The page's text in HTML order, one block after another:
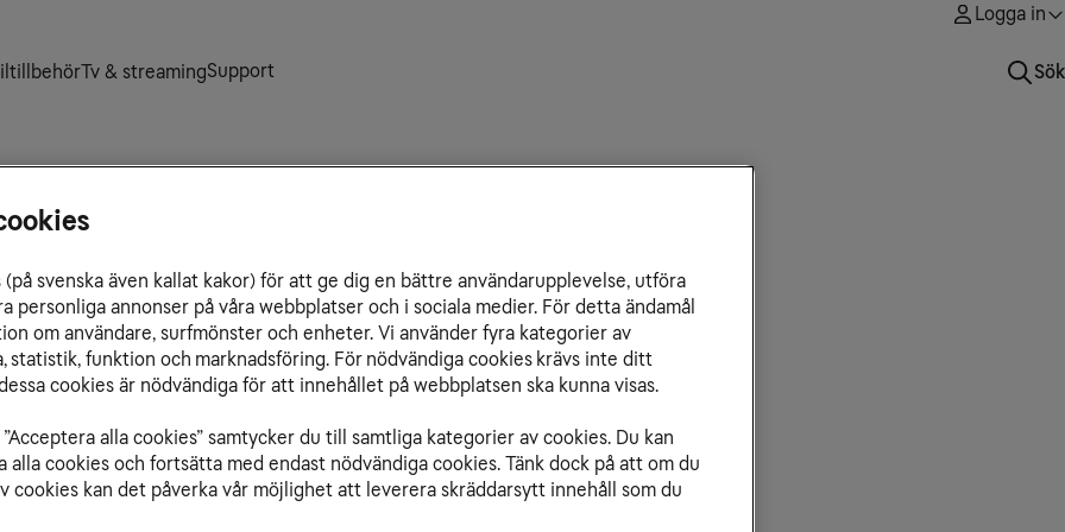
Logga in
Tv & streamingSupport Sök
dig kan du enkelt blockera ett
du information om hur du blockerar ett
nummer
dig kommer den direkt till röstbrevlådan. Du
avsändaren får ingen information om att
svenska även kallat kakor) för att ge dig en bättre användarupplevelse, utföra
personliga annonser på våra webbplatser och i sociala medier. För detta ändamål
om användare, surfmönster och enheter. Vi använder fyra kategorier av
statistik, funktion och marknadsföring. För nödvändiga cookies krävs inte ditt
cookies är nödvändiga för att innehållet på webbplatsen ska kunna visas.
alla cookies” samtycker du till samtliga kategorier av cookies. Du kan
alla cookies och fortsätta med endast nödvändiga cookies. Tänk dock på att om du
cookies kan det påverka vår möjlighet att leverera skräddarsytt innehåll som du